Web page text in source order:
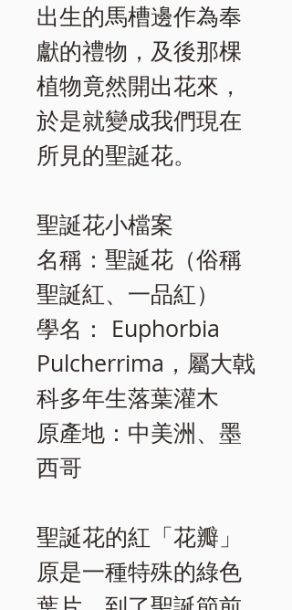
出生的馬槽邊作為奉
獻的禮物，及後那棵
植物竟然開出花來，
於是就變成我們現在
所見的聖誕花。
聖誕花小檔案
名稱：聖誕花（俗稱
聖誕紅、一品紅）
學名： Euphorbia
Pulcherrima，屬大戟
科多年生落葉灌木
原產地：中美洲、墨
西哥
聖誕花的紅「花瓣」
原是一種特殊的綠色